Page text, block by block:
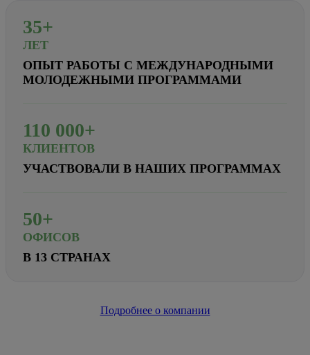
35+
ЛЕТ
ОПЫТ РАБОТЫ С МЕЖДУНАРОДНЫМИ
МОЛОДЕЖНЫМИ ПРОГРАММАМИ
110 000+
КЛИЕНТОВ
УЧАСТВОВАЛИ В НАШИХ ПРОГРАММАХ
50+
ОФИСОВ
В 13 СТРАНАХ
Подробнее о компании